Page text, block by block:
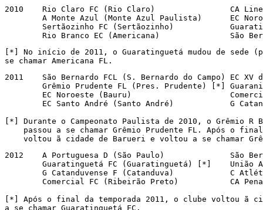
2010    Rio Claro FC (Rio Claro)                CA
A Monte Azul (Monte Azul Paulista)      EC
Sertãozinho FC (Sertãozinho)
Rio Branco EC (Americana)               São
[*] No início de 2011, o Guaratinguetá mudou de sede
se chamar Americana FL.
2011    São Bernardo FCL (S. Bernardo do Campo) EC XV
Grêmio Prudente FL (Pres. Prudente) [*]
EC Noroeste (Bauru)
EC Santo André (Santo André)            G
[*] Durante o Campeonato Paulista de 2010, o Grêmio R
passou a se chamar Grêmio Prudente FL. Após o
voltou ã cidade de Barueri e voltou a se chamar
2012    A Portuguesa D (São Paulo)              São
Guaratinguetá FC (Guaratinguetá) [*]    União
G Catanduvense F (Catanduva)            C
Comercial FC (Ribeirão Preto)           CA
[*] Após o final da temporada 2011, o clube voltou ã
a se chamar Guaratinguetá FC.